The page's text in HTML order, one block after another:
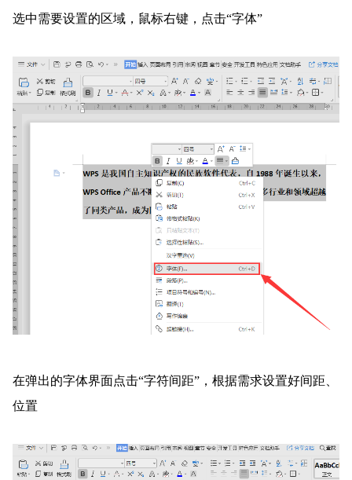
选中需要设置的区域，鼠标右键，点击“字体”
在弹出的字体界面点击“字符间距”，根据需求设置好间距、
位置